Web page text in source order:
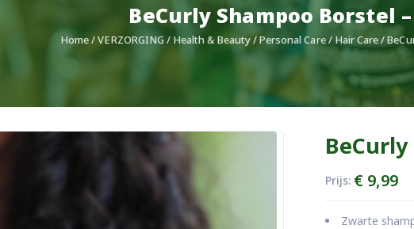
BeCurly Shampoo Borstel
Home/VERZORGING/ Health & Beauty/Personal Care/Hair Care/
Prijs: € 9,99
Zwarte